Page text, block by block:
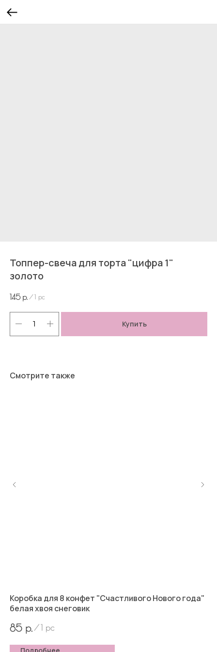
Топпер-свеча для торта "цифра 1"
золото
145 р. / 1 pc
Купить
Смотрите также
Коробка для 8 конфет "Счастливого Нового года"
белая хвоя снеговик
85 р. /1 pc
Подробнее